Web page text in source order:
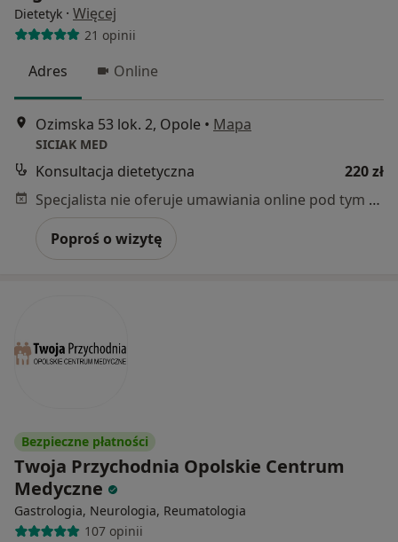
Dietetyk · Więcej
21 opinii
Adres Online
Ozimska 53 lok. 2, Opole • Mapa
SICIAK MED
Konsultacja dietetyczna
220 zł
Specjalista nie oferuje umawiania online pod tym adresem.
Poproś o wizytę
Bezpieczne płatności
Twoja Przychodnia Opolskie Centrum
Medyczne
Gastrologia, Neurologia, Reumatologia
107 opinii